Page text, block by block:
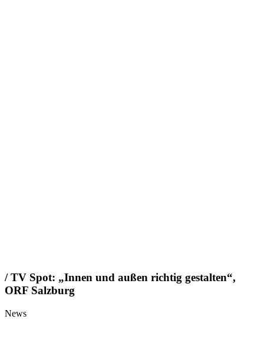
/ TV Spot: „Innen und außen richtig gestalten“,
ORF Salzburg
News